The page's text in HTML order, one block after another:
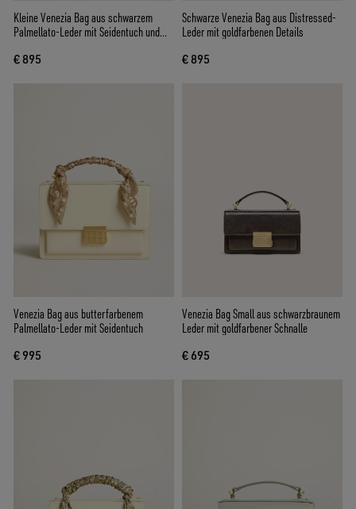
Kleine Venezia Bag aus schwarzem
Palmellato-Leder mit Seidentuch und
€ 895
Schwarze Venezia Bag aus Distressed-
Leder mit goldfarbenen Details
€ 895
Venezia Bag aus butterfarbenem
Palmellato-Leder mit Seidentuch
€ 995
Venezia Bag Small aus schwarzbraunem
Leder mit goldfarbener Schnalle
€ 695